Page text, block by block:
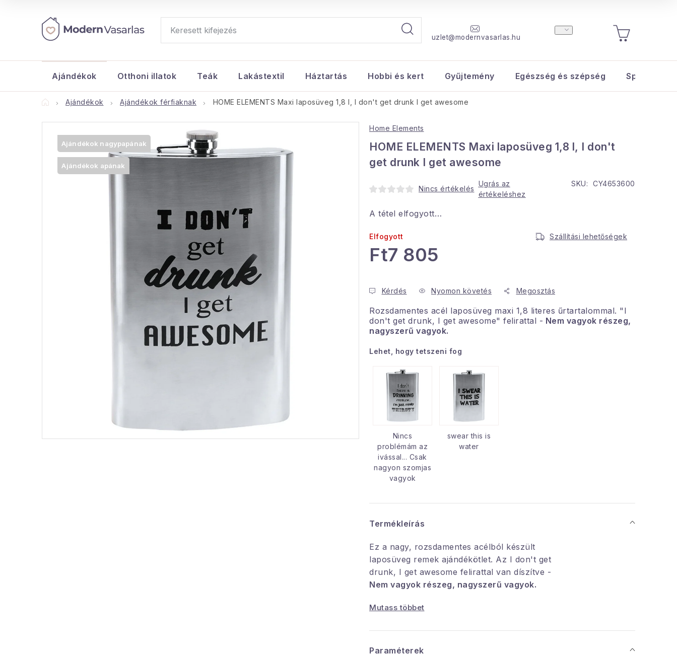
tartalomhoz
uzlet@modernvasarlas.hu
KOSÁR
Ajándékok Otthoni illatok Teák Lakástextil Háztartás Hobbi és kert Gyűjtemény Egészség és szépség Sport és
KezdőlapAjándékok Ajándékok férfiaknak HOME ELEMENTS Maxi laposüveg 1,8 l, I don't get drunk I get awesome
Home Elements
HOME ELEMENTS Maxi laposüveg 1,8 l, I don't
get drunk I get awesome
Nincs értékelés
Ugrás az
értékeléshez
SKU: CY4653600
A tétel elfogyott…
Elfogyott Szállítási lehetőségek
Ft7 805
Kérdés Nyomon követés Megosztás
Rozsdamentes acél laposüveg maxi 1,8 literes űrtartalommal. "I
don't get drunk, I get awesome" felirattal - Nem vagyok részeg,
nagyszerű vagyok.
Lehet, hogy tetszeni fog
Nincs
problémám az
ivással... Csak
nagyon szomjas
vagyok
swear this is
water
Termékleírás
Ez a nagy, rozsdamentes acélból készült
laposüveg remek ajándékötlet. Az I don't get
drunk, I get awesome felirattal van díszítve -
Nem vagyok részeg, nagyszerű vagyok.
Biztosan értékelni fogja a nagy, 1,8 literes
Mutass többet
Paraméterek
Ajándékok nagypapának
Ajándékok apának